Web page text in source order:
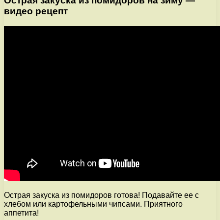
видео рецепт
Острая закуска из помидоров готова! Подавайте ее с
хлебом или картофельными чипсами. Приятного
аппетита!